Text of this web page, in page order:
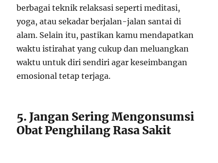
berbagai teknik relaksasi seperti meditasi,
yoga, atau sekadar berjalan-jalan santai di
alam. Selain itu, pastikan kamu mendapatkan
waktu istirahat yang cukup dan meluangkan
waktu untuk diri sendiri agar keseimbangan
emosional tetap terjaga.
5. Jangan Sering Mengonsumsi
Obat Penghilang Rasa Sakit